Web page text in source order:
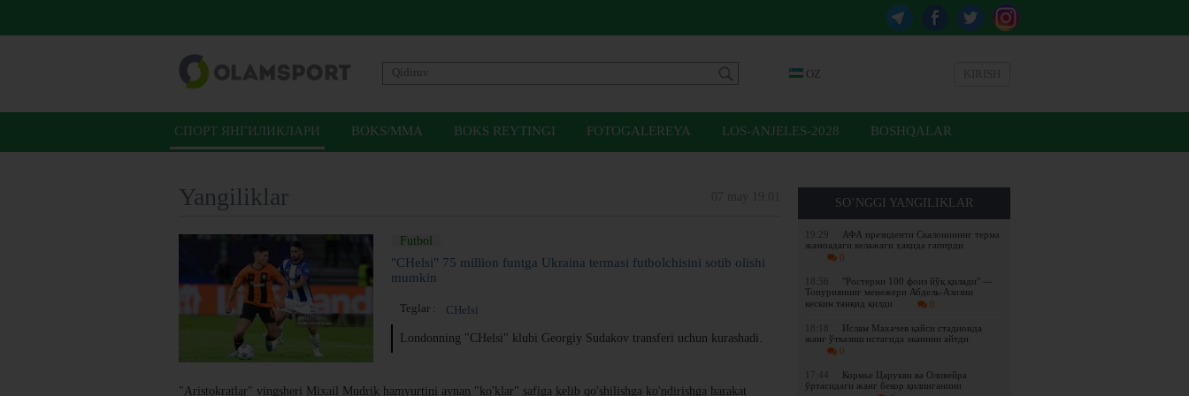
OZ
СПОРТ ЯНГИЛИКЛАРИ BOKS/MMA BOKS REYTINGI FOTOGALEREYA LOS-ANJELES-2028 BOSHQALAR
SO’NGGI YANGILIKLAR
19:29
АФА президенти Скалонининг терма
жамоадаги келажаги ҳақида гапирди
0
18:56
"Ростерни 100 фоиз йўқ қилади" —
Топуриянинг менежери Абдель-Азизни
кескин танқид қилди
0
18:18
Ислам Махачев қайси стадионда
жанг ўтказиш истагида эканини айтди
0
17:44
Кормье Царукян ва Оливейра
ўртасидаги жанг бекор қилинганини
Yangiliklar
Futbol
"CHelsi" 75 million funtga Ukraina termasi futbolchisini sotib olishi
mumkin
Teglar : CHelsi
Londonning "CHelsi" klubi Georgiy Sudakov transferi uchun kurashadi.
"Aristokratlar" vingsheri Mixail Mudrik hamyurtini aynan "ko'klar" safiga kelib qo'shilishga ko'ndirishga harakat